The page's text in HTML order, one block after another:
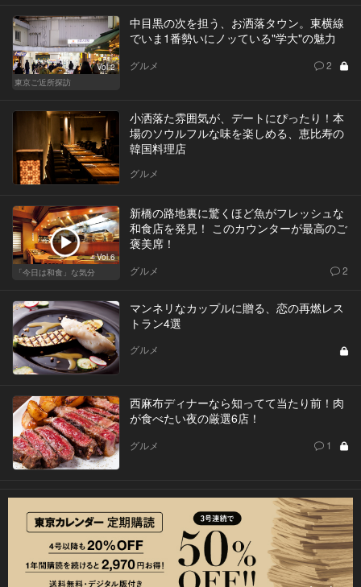
Vol.2
東京ご近所探訪
中目黒の次を担う、お洒落タウン。東横線
でいま1番勢いにノッている"学大"の魅力
グルメ 2
小洒落た雰囲気が、デートにぴったり！本
場のソウルフルな味を楽しめる、恵比寿の
韓国料理店
グルメ
Vol.6
「今日は和食」な気分
新橋の路地裏に驚くほど魚がフレッシュな
和食店を発見！ このカウンターが最高のご
褒美席！
グルメ 2
マンネリなカップルに贈る、恋の再燃レス
トラン4選
グルメ
西麻布ディナーなら知ってて当たり前！肉
が食べたい夜の厳選6店！
グルメ 1